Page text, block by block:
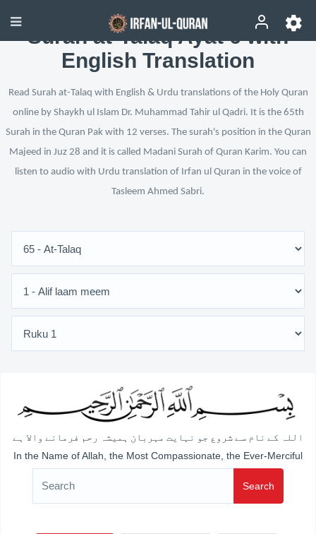
Surah at-Talaq Ayat 6 with
English Translation
Read Surah at-Talaq with English & Urdu translations of the Holy Quran
online by Shaykh ul Islam Dr. Muhammad Tahir ul Qadri. It is the 65th
Surah in the Quran Pak with 12 verses. The surah's position in the Quran
Majeed in Juz 28 and it is called Madani Surah of Quran Karim. You can
listen to audio with Urdu translation of Irfan ul Quran in the voice of
Tasleem Ahmed Sabri.
اللہ کے نام سے شروع جو نہایت مہربان ہمیشہ رحم فرمانے والا ہے
In the Name of Allah, the Most Compassionate, the Ever-Merciful
Search